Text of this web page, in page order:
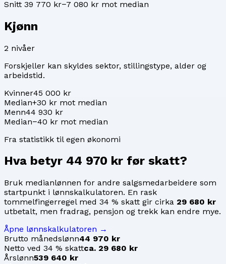
Snitt 39 770 kr−7 080 kr mot median
Kjønn
2 nivåer
Forskjeller kan skyldes sektor, stillingstype, alder og
arbeidstid.
Kvinner45 000 kr
Median+30 kr mot median
Menn44 930 kr
Median−40 kr mot median
Fra statistikk til egen økonomi
Hva betyr 44 970 kr før skatt?
Bruk medianlønnen for andre salgsmedarbeidere som
startpunkt i lønnskalkulatoren. En rask
tommelfingerregel med 34 % skatt gir cirka 29 680 kr
utbetalt, men fradrag, pensjon og trekk kan endre mye.
Åpne lønnskalkulatoren →
Brutto månedslønn44 970 kr
Netto ved 34 % skattca. 29 680 kr
Årslønn539 640 kr